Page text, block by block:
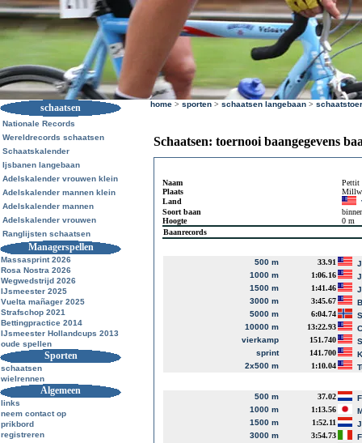
schaatsen
Nationale Records
Wereldrecords schaatsen
Schaatskalender
Ijsbanen langebaan
Adelskalender vrouwen klein
Adelskalender mannen klein
Adelskalender mannen
Adelskalender vrouwen
Ranglijsten schaatsen
Managerspellen
Massasprint 2026
Rosa Nostra 2026
Wegwedstrijd 2026
IJsmeester 2025
Vuelta mañager 2025
Strafschop 2021
Bettingpractice 2014
IJsmeester Hollandcups 2013
oude spellen
Sporten
schaatsen
wielrennen
Algemeen
links
neem contact op
prikbord
registreren
home > sporten > schaatsen langebaan >
Schaatsen: toernooi baangegevens
Naam
Pettit
Plaats
Land
Soort baan
Hoogte
0 m
Baanrecords
500 m 33.91
1000 m
1:06.16
1500 m
1:41.46
3000 m
3:45.67
5000 m
6:04.74
10000 m
13:22.93
vierkamp
151.740
sprint
141.700
2x500 m
1:10.04
500 m 37.02
1000 m
1:13.56
1500 m
1:52.11
3000 m
3:54.73